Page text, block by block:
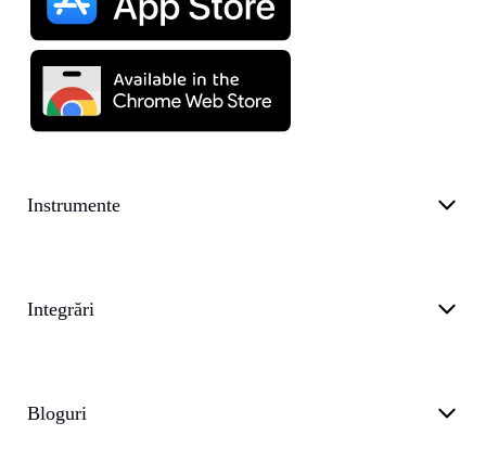
Instrumente
Integrări
Bloguri